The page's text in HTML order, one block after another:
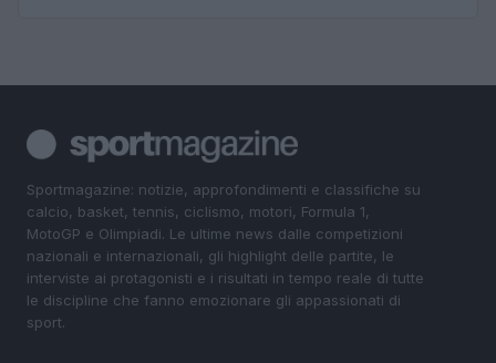
Sportmagazine: notizie, approfondimenti e classifiche su
calcio, basket, tennis, ciclismo, motori, Formula 1,
MotoGP e Olimpiadi. Le ultime news dalle competizioni
nazionali e internazionali, gli highlight delle partite, le
interviste ai protagonisti e i risultati in tempo reale di tutte
le discipline che fanno emozionare gli appassionati di
sport.